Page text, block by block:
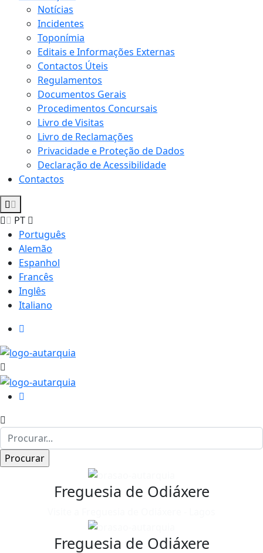
Notícias
Incidentes
Toponímia
Editais e Informações Externas
Contactos Úteis
Regulamentos
Documentos Gerais
Procedimentos Concursais
Livro de Visitas
Livro de Reclamações
Privacidade e Proteção de Dados
Declaração de Acessibilidade
Contactos
PT
Português
Alemão
Espanhol
Francês
Inglês
Italiano
Freguesia de Odiáxere
Freguesia de Odiáxere